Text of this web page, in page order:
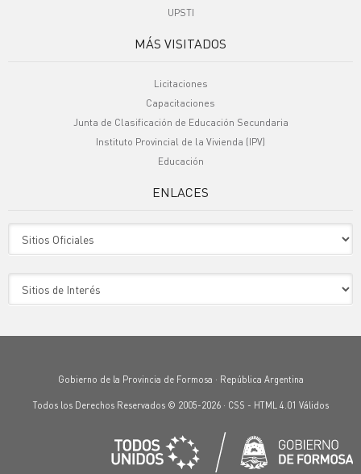
UPSTI
MÁS VISITADOS
Licitaciones
Capacitaciones
Junta de Clasificación de Educación Secundaria
Instituto Provincial de la Vivienda (IPV)
Educación
ENLACES
Gobierno de la Provincia de Formosa · República Argentina
Todos los Derechos Reservados © 2005-2026 · CSS - HTML 4.01 Válidos